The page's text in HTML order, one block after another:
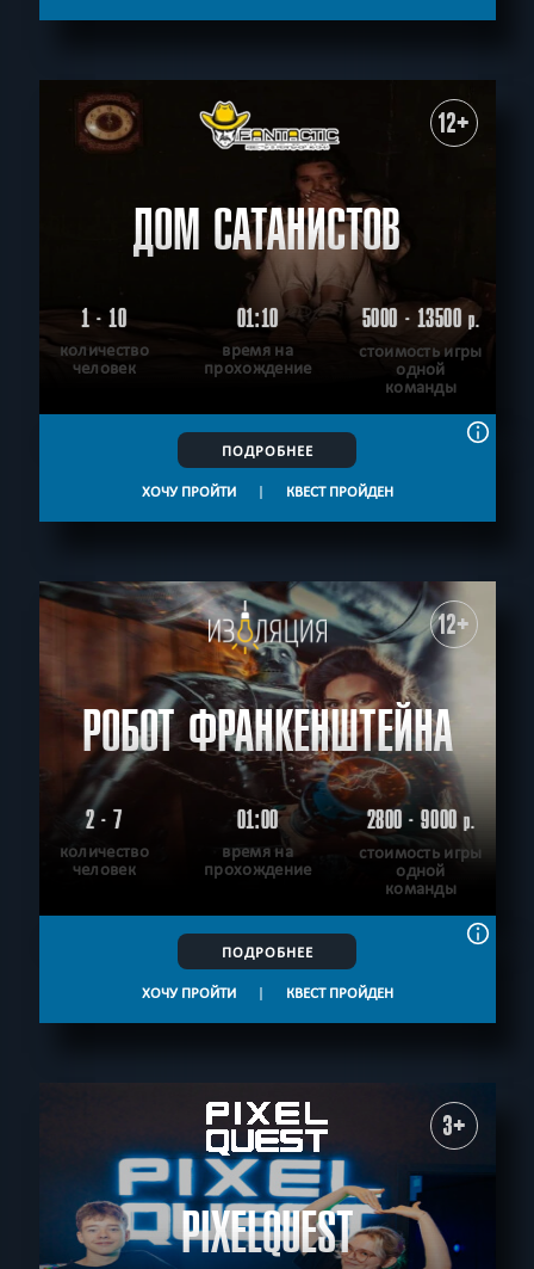
12+
ДОМ САТАНИСТОВ
1 - 10
количество
человек
01:10
время на
прохождение
5000 - 13500р.
стоимость игры
одной
команды
ПОДРОБНЕЕ
ХОЧУ ПРОЙТИ | КВЕСТ ПРОЙДЕН
12+
РОБОТ ФРАНКЕНШТЕЙНА
2 - 7
количество
человек
01:00
время на
прохождение
2800 - 9000р.
стоимость игры
одной
команды
ПОДРОБНЕЕ
ХОЧУ ПРОЙТИ | КВЕСТ ПРОЙДЕН
3+
PIXELQUEST